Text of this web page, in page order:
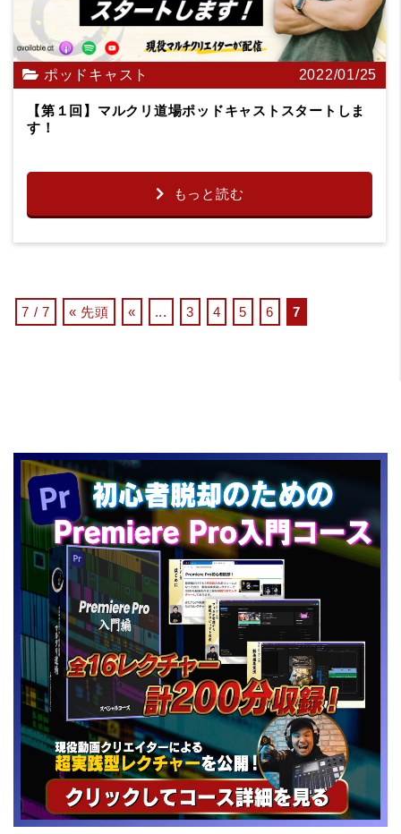
ポッドキャスト 2022/01/25
【第１回】マルクリ道場ポッドキャストスタートしま
す！
もっと読む
7 / 7 « 先頭 « ... 3 4 5 6 7